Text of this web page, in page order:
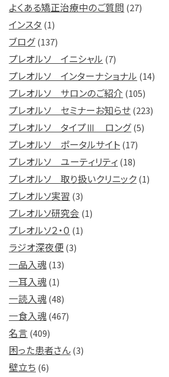
よくある矯正治療中のご質問 (27)
インスタ (1)
ブログ(137)
プレオルソ イニシャル (7)
プレオルソ インターナショナル (14)
プレオルソ サロンのご紹介 (105)
プレオルソ セミナーお知らせ(223)
プレオルソ タイプⅢ ロング(5)
プレオルソ ポータルサイト(17)
プレオルソ ユーティリティ(18)
プレオルソ 取り扱いクリニック(1)
プレオルソ実習 (3)
プレオルソ研究会 (1)
プレオルソ２・０ (1)
ラジオ深夜便(3)
一品入魂(13)
一耳入魂(1)
一読入魂(48)
一食入魂(467)
名言 (409)
困った患者さん(3)
壁立ち (6)